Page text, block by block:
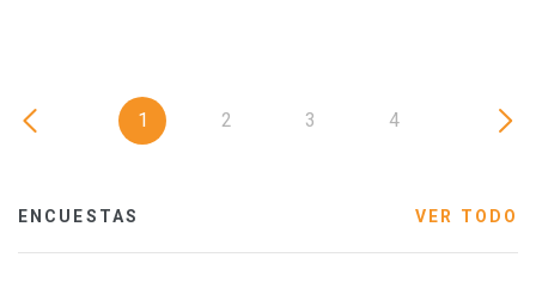
1 2 3 4
ENCUESTAS VER TODO